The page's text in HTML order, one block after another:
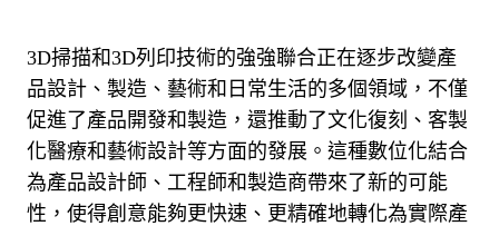
3D掃描和3D列印技術的強強聯合正在逐步改變產
品設計、製造、藝術和日常生活的多個領域，不僅
促進了產品開發和製造，還推動了文化復刻、客製
化醫療和藝術設計等方面的發展。 這種數位化結合
為產品設計師、工程師和製造商帶來了新的可能
性，使得創意能夠更快速、更精確地轉化為實際產